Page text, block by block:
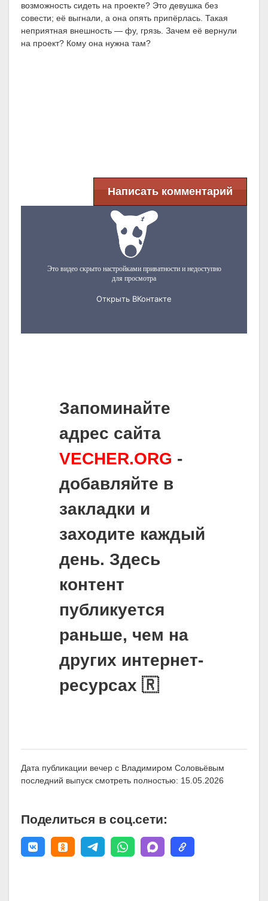
возможность сидеть на проекте? Это девушка без
совести; её выгнали, а она опять припёрлась. Такая
неприятная внешность — фу, грязь. Зачем её вернули
на проект? Кому она нужна там?
Написать комментарий
Запоминайте
адрес сайта
VECHER.ORG -
добавляйте в
закладки и
заходите каждый
день. Здесь
контент
публикуется
раньше, чем на
других интернет-
ресурсах 🇷
Дата публикации вечер с Владимиром Соловьёвым
последний выпуск смотреть полностью: 15.05.2026
Поделиться в соц.сети: